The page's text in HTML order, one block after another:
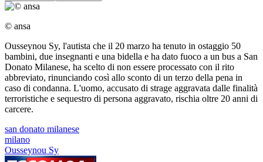
© ansa
Ousseynou Sy, l'autista che il 20 marzo ha tenuto in ostaggio 50
bambini, due insegnanti e una bidella e ha dato fuoco a un bus a San
Donato Milanese, ha scelto di non essere processato con il rito
abbreviato, rinunciando così allo sconto di un terzo della pena in
caso di condanna. L'uomo, accusato di strage aggravata dalle finalità
terroristiche e sequestro di persona aggravato, rischia oltre 20 anni di
carcere.
san donato milanese
milano
Ousseynou Sy